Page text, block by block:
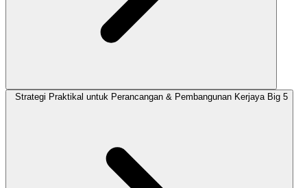
Strategi Praktikal untuk Perancangan & Pembangunan Kerjaya Big 5